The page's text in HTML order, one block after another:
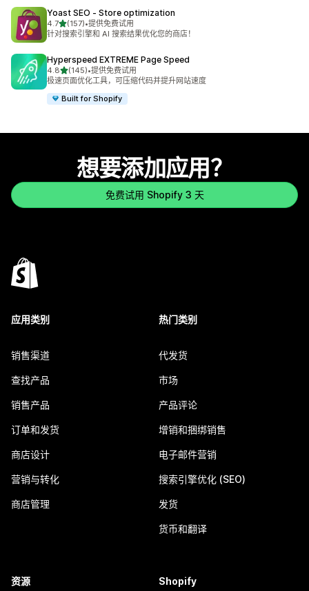
Yoast SEO ‑ Store optimization
4.7星（满分 5 星）
(157)
总共 157 条评论
•提供免费试用
针对搜索引擎和 AI 搜索结果优化您的商店！
Hyperspeed EXTREME Page Speed
4.8星（满分 5 星）
(145)
总共 145 条评论
•提供免费试用
极速页面优化工具，可压缩代码并提升网站速度
Built for Shopify
想要添加应用？
免费试用 Shopify 3 天
应用类别
销售渠道
查找产品
销售产品
订单和发货
商店设计
营销与转化
商店管理
热门类别
代发货
市场
产品评论
增销和捆绑销售
电子邮件营销
搜索引擎优化 (SEO)
发货
货币和翻译
资源 Shopify